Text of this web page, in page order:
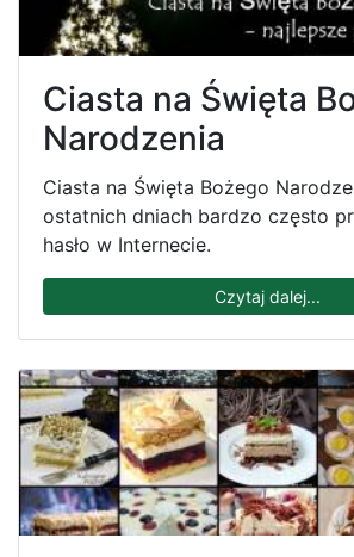
Ciasta na Święta
Narodzenia
Ciasta na Święta Bożego
ostatnich dniach bardzo często
hasło w Internecie.
Czytaj dalej...